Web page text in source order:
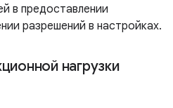
в предоставлении
разрешений в настройках.
нагрузки